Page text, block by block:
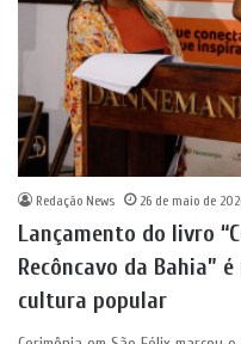
Redação News 26 de maio de
Lançamento do livro
Recôncavo da Bahia”
cultura popular